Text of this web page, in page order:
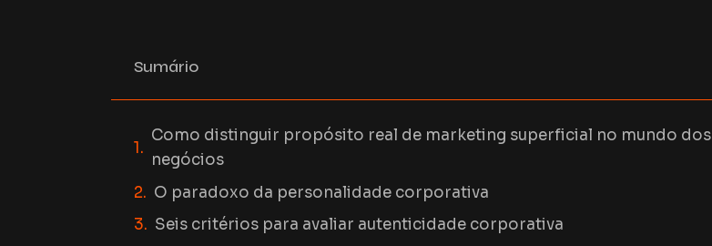
Sumário
Como distinguir propósito real de marketing superficial no mundo dos
negócios
O paradoxo da personalidade corporativa
Seis critérios para avaliar autenticidade corporativa